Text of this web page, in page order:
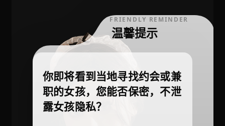
FRIENDLY REMINDER
温馨提示
你即将看到当地寻找约会或兼
职的女孩，您能否保密，不泄
露女孩隐私？